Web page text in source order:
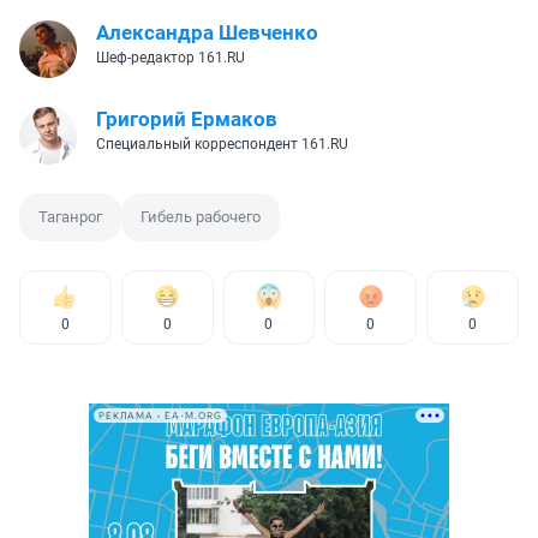
Александра Шевченко
Шеф-редактор 161.RU
Григорий Ермаков
Специальный корреспондент 161.RU
Таганрог Гибель рабочего
0 0 0 0 0
РЕКЛАМА • EA-M.ORG